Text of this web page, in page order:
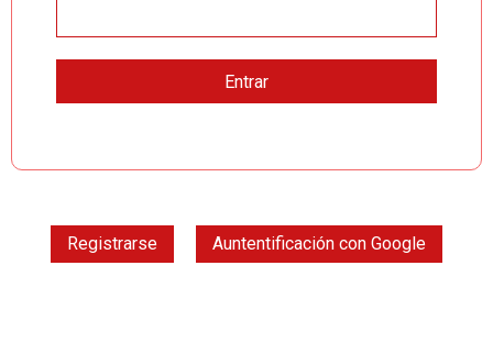
Registrarse Auntentificación con Google